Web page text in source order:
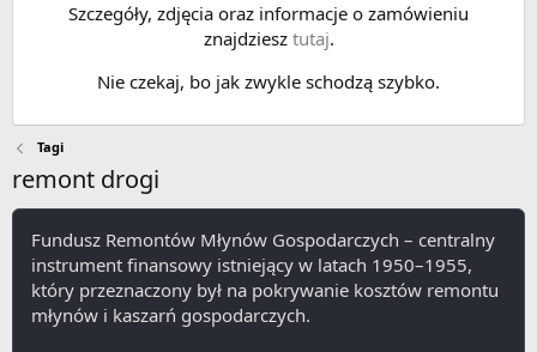
Szczegóły, zdjęcia oraz informacje o zamówieniu
znajdziesz tutaj.
Nie czekaj, bo jak zwykle schodzą szybko.
Tagi
remont drogi
Fundusz Remontów Młynów Gospodarczych – centralny
instrument finansowy istniejący w latach 1950–1955,
który przeznaczony był na pokrywanie kosztów remontu
młynów i kaszarń gospodarczych.